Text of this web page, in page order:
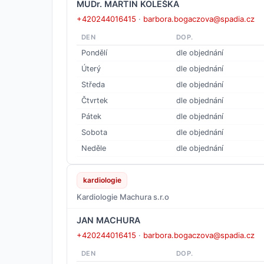
MUDr. MARTIN KOLEŠKA
+420244016415 · barbora.bogaczova@spadia.cz
DEN DOP.
Pondělí
dle objednání
Úterý
dle objednání
Středa
dle objednání
Čtvrtek
dle objednání
Pátek
dle objednání
Sobota
dle objednání
Neděle
dle objednání
kardiologie
Kardiologie Machura s.r.o
JAN MACHURA
+420244016415 · barbora.bogaczova@spadia.cz
DEN DOP.